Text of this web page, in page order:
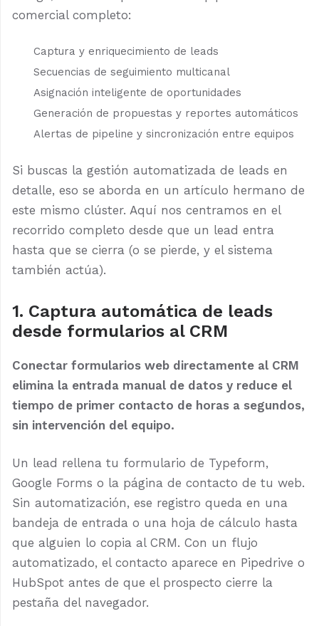
comercial completo:
Captura y enriquecimiento de leads
Secuencias de seguimiento multicanal
Asignación inteligente de oportunidades
Generación de propuestas y reportes automáticos
Alertas de pipeline y sincronización entre equipos
Si buscas la gestión automatizada de leads en
detalle, eso se aborda en un artículo hermano de
este mismo clúster. Aquí nos centramos en el
recorrido completo desde que un lead entra
hasta que se cierra (o se pierde, y el sistema
también actúa).
1. Captura automática de leads
desde formularios al CRM
Conectar formularios web directamente al CRM
elimina la entrada manual de datos y reduce el
tiempo de primer contacto de horas a segundos,
sin intervención del equipo.
Un lead rellena tu formulario de Typeform,
Google Forms o la página de contacto de tu web.
Sin automatización, ese registro queda en una
bandeja de entrada o una hoja de cálculo hasta
que alguien lo copia al CRM. Con un flujo
automatizado, el contacto aparece en Pipedrive o
HubSpot antes de que el prospecto cierre la
pestaña del navegador.